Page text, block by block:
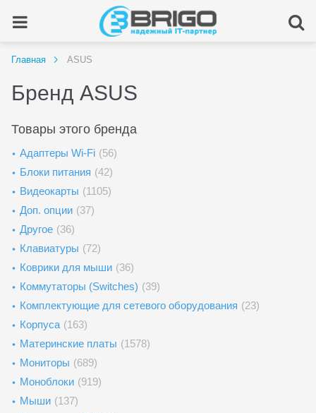
Главная ASUS
Бренд ASUS
Товары этого бренда
Адаптеры Wi-Fi (56)
Блоки питания (42)
Видеокарты (1105)
Доп. опции (37)
Другое (36)
Клавиатуры (72)
Коврики для мыши (36)
Коммутаторы (Switches) (39)
Комплектующие для сетевого оборудования (23)
Корпуса (163)
Материнские платы (1578)
Мониторы (689)
Моноблоки (919)
Мыши (137)